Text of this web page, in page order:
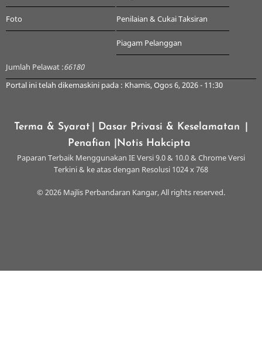
Foto Penilaian & Cukai Taksiran
Piagam Pelanggan
Jumlah Pelawat :66180
Portal ini telah dikemaskini pada : Khamis, Ogos 6, 2026 - 11:30
Terma & Syarat | Dasar Privasi & Keselamatan
Penafian
|Notis Hakcipta
Paparan Terbaik Menggunakan IE Versi 9.0 & 10.0 & Chrome Versi
Terkini & ke atas dengan Resolusi 1024 x 768
© 2026 Majlis Perbandaran Kangar, All rights reserved.